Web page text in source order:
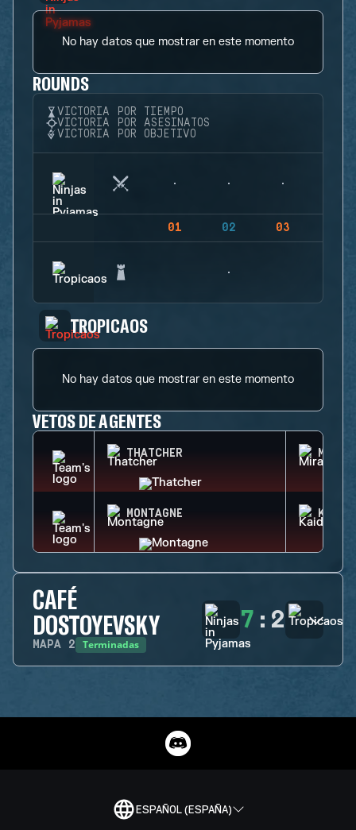
No hay datos que mostrar en este momento
ROUNDS
VICTORIA POR TIEMPO
VICTORIA POR ASESINATOS
VICTORIA POR OBJETIVO
01 02 03
TROPICAOS
No hay datos que mostrar en este momento
VETOS DE AGENTES
THATCHER MIRA
MONTAGNE KAID
CAFÉ
DOSTOYEVSKY
MAPA 2 Terminadas
7 : 2
ESPAÑOL (ESPAÑA)